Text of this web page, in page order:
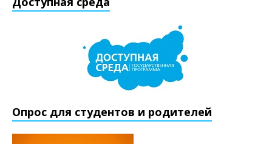
Опрос для студентов и родителей